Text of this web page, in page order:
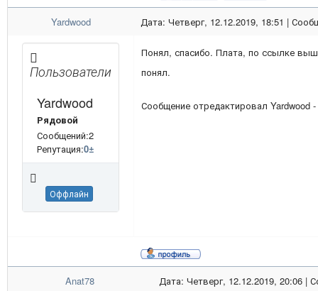
Yardwood Дата: Четверг, 12.12.2019, 18:51 |
Пользователи
Yardwood
Рядовой
Сообщений:2
Репутация:0±
Оффлайн
Понял, спасибо. Плата, по ссылке
понял.
Сообщение отредактировал Yardwood -
Anat78 Дата: Четверг, 12.12.2019, 20:06 |